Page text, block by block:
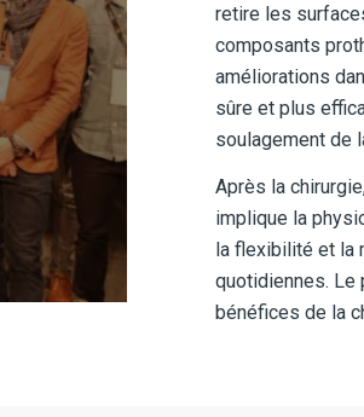
retire les
composants
améliorations
sûre et plus
soulagement de
Après la
implique la
la flexibilité et la
quotidiennes. Le
bénéfices de la